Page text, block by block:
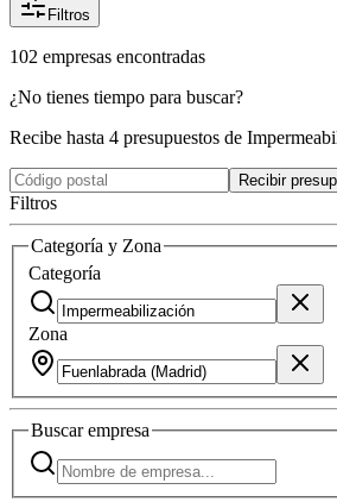
Filtros
102 empresas encontradas
¿No tienes tiempo para buscar?
Recibe hasta 4 presupuestos de
Recibir
Filtros
Categoría y Zona
Categoría
Zona
Buscarempresa